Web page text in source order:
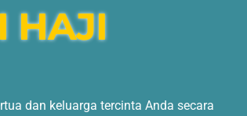
HAJI
dan keluarga tercinta Anda secara